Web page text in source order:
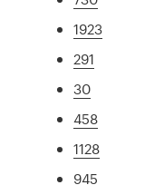
1923
291
30
458
1128
945